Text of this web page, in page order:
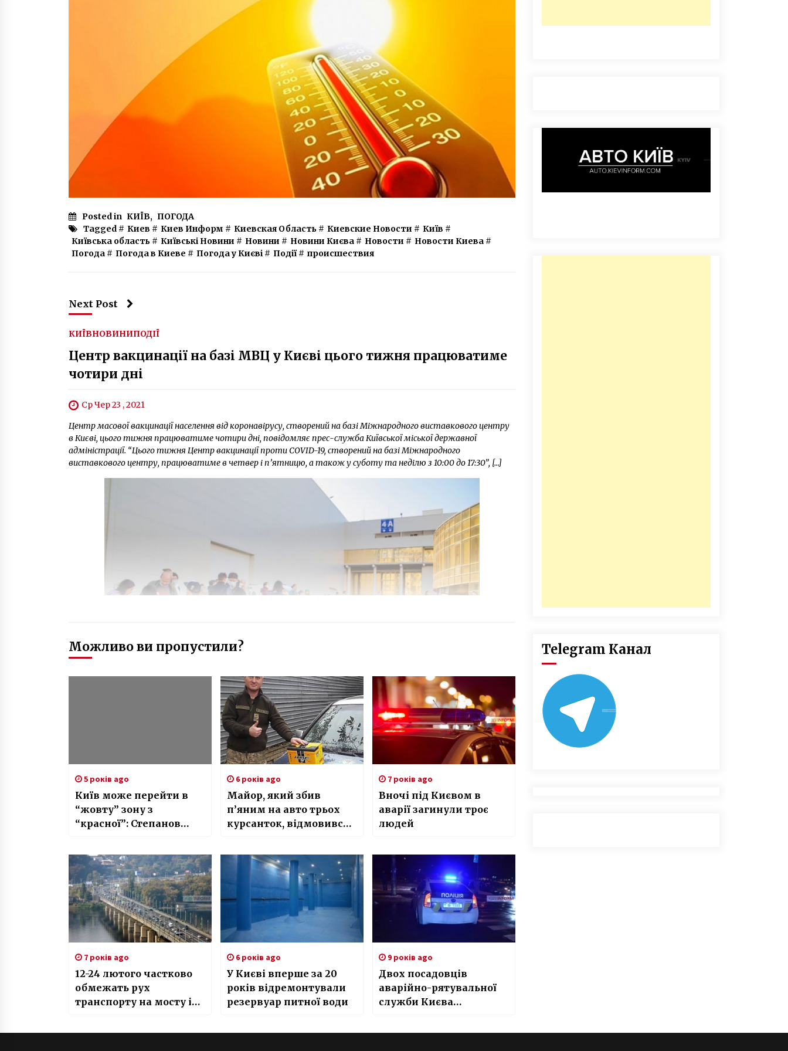
Posted in КИЇВ, ПОГОДА
Tagged # Киев # Киев Информ # Киевская Область # Киевские Новости # Київ #
Київська область # Київські Новини # Новини # Новини Києва # Новости # Новости Киева #
Погода # Погода в Киеве # Погода у Києві # Події # происшествия
Next Post
КИЇВНОВИНИПОДІЇ
Центр вакцинації на базі МВЦ у Києві цього тижня працюватиме
чотири дні
Ср Чер 23 , 2021
Центр масової вакцинації населення від коронавірусу, створений на базі Міжнародного виставкового центру
в Києві, цього тижня працюватиме чотири дні, повідомляє прес-служба Київської міської державної
адміністрації. “Цього тижня Центр вакцинації проти COVID-19, створений на базі Міжнародного
виставкового центру, працюватиме в четвер і п’ятницю, а також у суботу та неділю з 10:00 до 17:30”, […]
Можливо ви пропустили?
5 років ago
Київ може перейти в
“жовту” зону з
“красної”: Степанов
6 років ago
Майор, який збив
п’яним на авто трьох
курсанток, відмовився
лікування
7 років ago
Вночі під Києвом в
аварії загинули троє
людей
7 років ago
12-24 лютого частково
обмежать рух
транспорту на мосту ім.
Дніпровської
6 років ago
У Києві вперше за 20
років відремонтували
резервуар питної води
9 років ago
Двох посадовців
аварійно-рятувальної
служби Києва
ФОТО
Telegram Канал